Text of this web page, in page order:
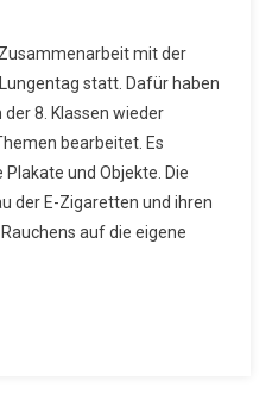
mit der
statt. Dafür haben
8. Klassen wieder
bearbeitet. Es
und Objekte. Die
der E-Zigaretten und ihren
auf die eigene